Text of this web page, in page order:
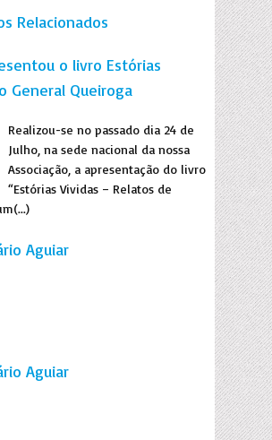
Relacionados
o livro Estórias
General Queiroga
Realizou-se no passado dia 24 de
Julho, na sede nacional da nossa
Associação, a apresentação do livro
“Estórias Vividas – Relatos de
Aguiar
Aguiar